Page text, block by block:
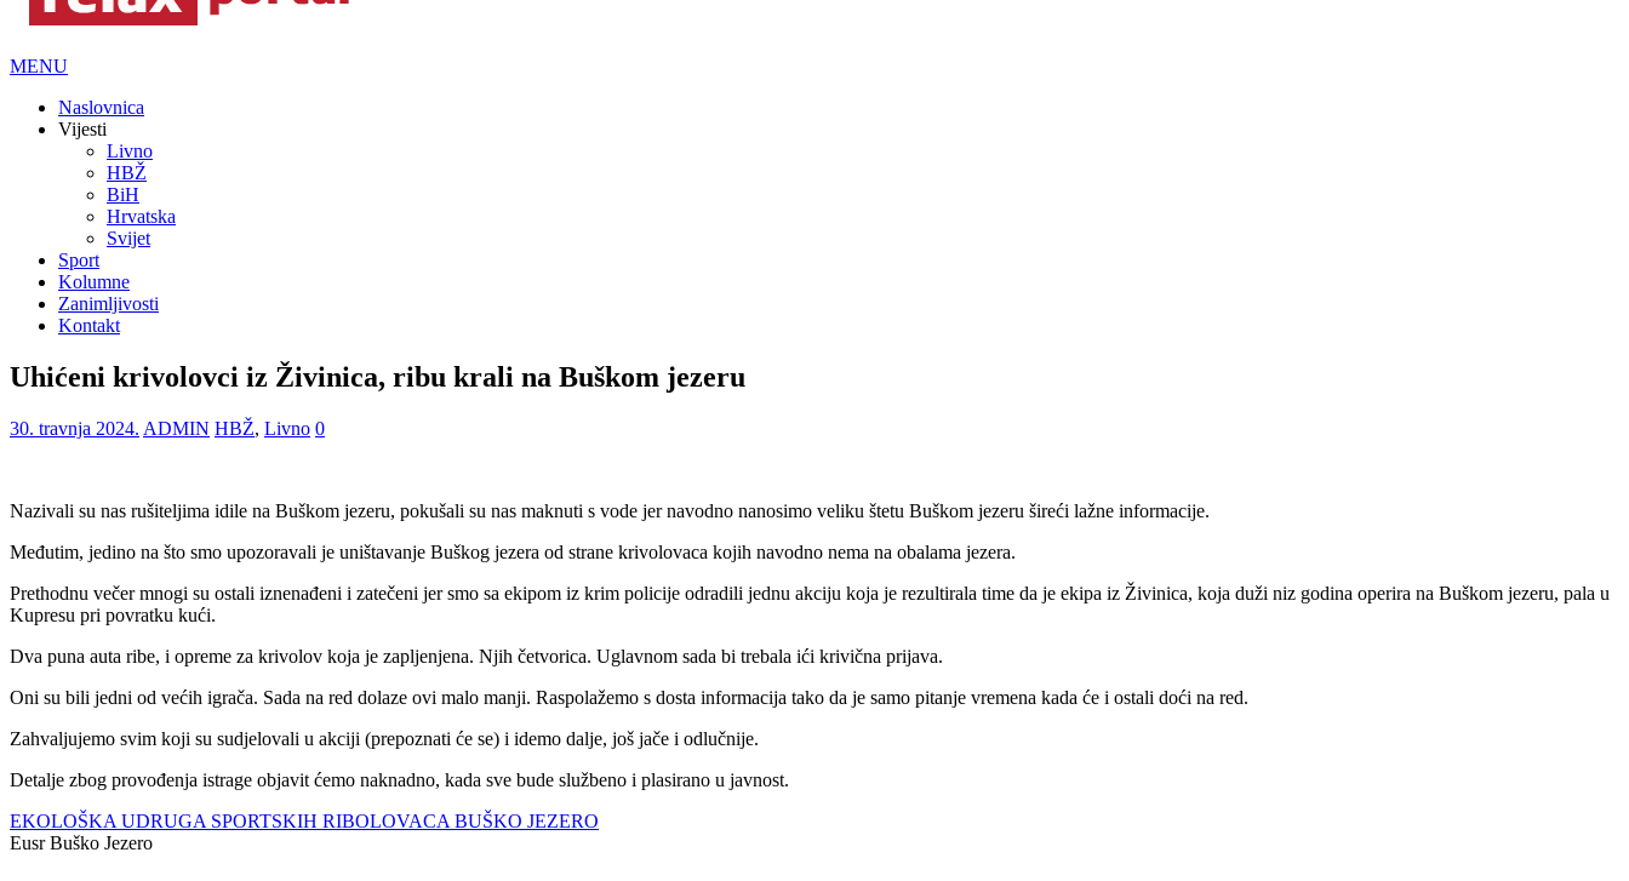
MENU
Naslovnica
Vijesti
Livno
HBŽ
BiH
Hrvatska
Svijet
Sport
Kolumne
Zanimljivosti
Kontakt
Uhićeni krivolovci iz Živinica, ribu krali na Buškom jezeru
30. travnja 2024. ADMIN HBŽ, Livno 0
Nazivali su nas rušiteljima idile na Buškom jezeru, pokušali su nas maknuti s vode jer navodno nanosimo veliku štetu Buškom jezeru šireći lažne informacije.
Međutim, jedino na što smo upozoravali je uništavanje Buškog jezera od strane krivolovaca kojih navodno nema na obalama jezera.
Prethodnu večer mnogi su ostali iznenađeni i zatečeni jer smo sa ekipom iz krim policije odradili jednu akciju koja je rezultirala time da je ekipa iz Živinica, koja duži niz godina operira na Buškom jezeru, pala u
Kupresu pri povratku kući.
Dva puna auta ribe, i opreme za krivolov koja je zapljenjena. Njih četvorica. Uglavnom sada bi trebala ići krivična prijava.
Oni su bili jedni od većih igrača. Sada na red dolaze ovi malo manji. Raspolažemo s dosta informacija tako da je samo pitanje vremena kada će i ostali doći na red.
Zahvaljujemo svim koji su sudjelovali u akciji (prepoznati će se) i idemo dalje, još jače i odlučnije.
Detalje zbog provođenja istrage objavit ćemo naknadno, kada sve bude službeno i plasirano u javnost.
EKOLOŠKA UDRUGA SPORTSKIH RIBOLOVACA BUŠKO JEZERO
Eusr Buško Jezero